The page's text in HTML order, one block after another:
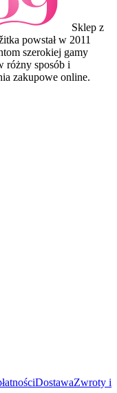
Sklep z
powstał w 2011
szerokiej gamy
różny sposób i
zakupowe online.
DostawaZwroty i